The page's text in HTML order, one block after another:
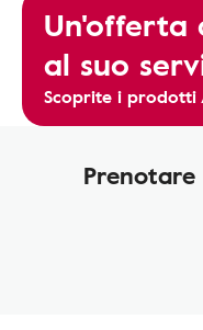
Un'offerta
al suo
Scoprite i prodotti